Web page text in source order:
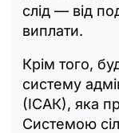
слід — від
виплати.
Крім того,
систему
(ІСАК), яка
Системою